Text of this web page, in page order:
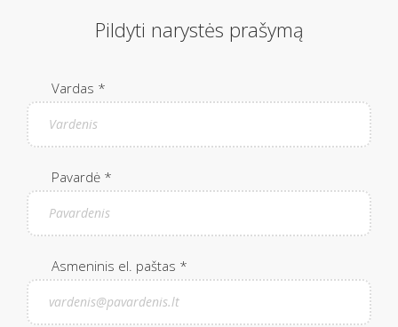
Pildyti narystės prašymą
Vardas *
Pavardė *
Asmeninis el. paštas *